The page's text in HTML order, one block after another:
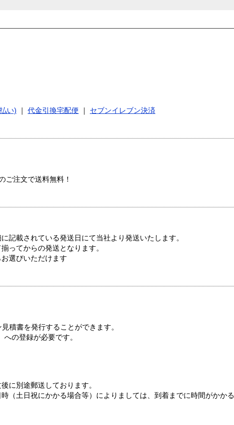
い) 代金引換宅配便
セブンイレブン決済
ご注文で送料無料！
記載されている発送日にて当社より発送いたします。
ってからの発送となります。
選びいただけます
積書を発行することができます。
の登録が必要です。
に別途郵送しております。
（土日祝にかかる場合等）によりましては、到着までに時間がかかる